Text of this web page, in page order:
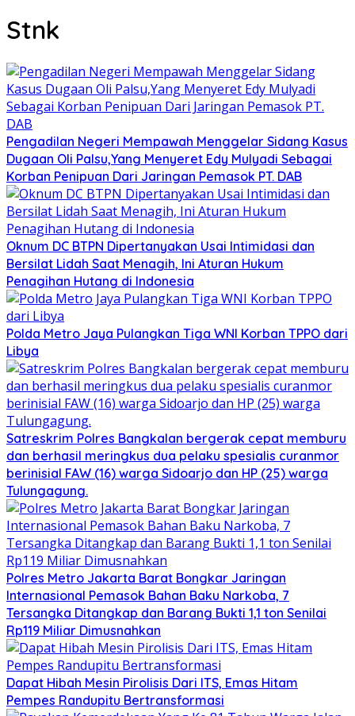
Stnk
Pengadilan Negeri Mempawah Menggelar Sidang Kasus
Dugaan Oli Palsu,Yang Menyeret Edy Mulyadi Sebagai
Korban Penipuan Dari Jaringan Pemasok PT. DAB
Oknum DC BTPN Dipertanyakan Usai Intimidasi dan
Bersilat Lidah Saat Menagih, Ini Aturan Hukum
Penagihan Hutang di Indonesia
Polda Metro Jaya Pulangkan Tiga WNI Korban TPPO dari
Libya
Satreskrim Polres Bangkalan bergerak cepat memburu
dan berhasil meringkus dua pelaku spesialis curanmor
berinisial FAW (16) warga Sidoarjo dan HP (25) warga
Tulungagung.
Polres Metro Jakarta Barat Bongkar Jaringan
Internasional Pemasok Bahan Baku Narkoba, 7
Tersangka Ditangkap dan Barang Bukti 1,1 ton Senilai
Rp119 Miliar Dimusnahkan
Dapat Hibah Mesin Pirolisis Dari ITS, Emas Hitam
Pempes Randupitu Bertransformasi